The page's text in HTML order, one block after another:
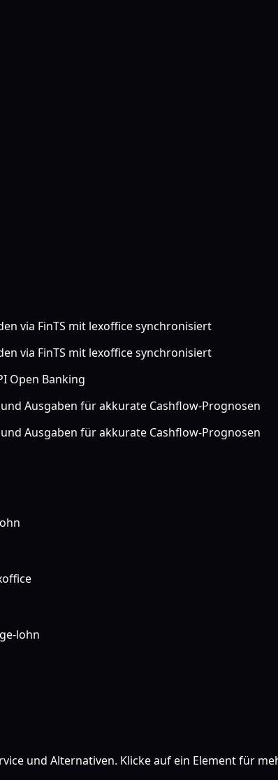
via FinTS mit lexoffice synchronisiert
via FinTS mit lexoffice synchronisiert
Open Banking
Ausgaben für akkurate Cashflow-Prognosen
Ausgaben für akkurate Cashflow-Prognosen
lohn
und Alternativen. Klicke auf ein Element für